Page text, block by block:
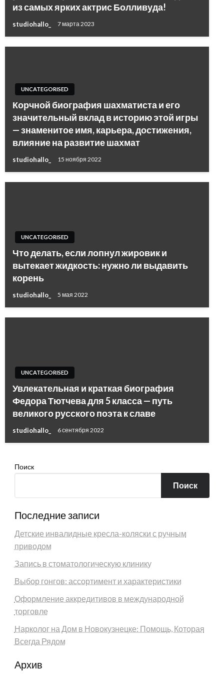
из самых ярких актрис Болливуда!
studiohallo_ 7 марта 2023
UNCATEGORISED
Корчной биография шахматиста и его
значительный вклад в историю этой игры
— знаменитое имя, карьера, достижения,
влияние на развитие шахмат
studiohallo_ 15 ноября 2022
UNCATEGORISED
Что делать, если лопнул жировик и
вытекает жидкость: нужно ли выдавить
корень
studiohallo_ 5 мая 2022
UNCATEGORISED
Увлекательная и краткая биография
Федора Тютчева для 5 класса — путь
великого русского поэта к славе
studiohallo_ 6 сентября 2022
Поиск
Поиск
Последние записи
Детские инвалидные кресла-коляски с ручным
приводом
Запись в стоматологическую клинику
Выбор гонгов: ассортимент и характеристики
Оформление аккредитивов в международной
торговле
Нарколог на Дом в Новокузнецке: Помощь, Которая
Всегда Рядом
Архив